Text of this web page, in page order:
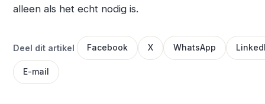
alleen als het echt nodig is.
Deel dit artikel Facebook X WhatsApp
E-mail